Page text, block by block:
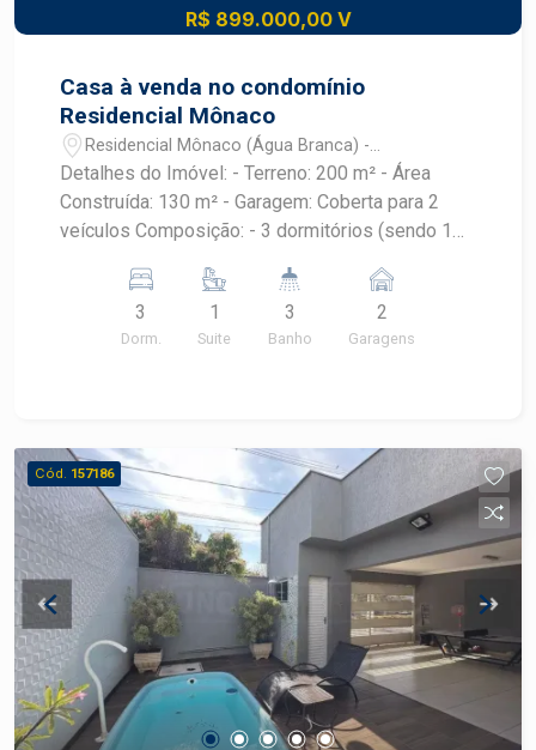
R$ 899.000,00 V
Casa à venda no condomínio
Residencial Mônaco
Residencial Mônaco (Água Branca) -
Piracicaba/SP
Detalhes do Imóvel: - Terreno: 200 m² - Área
Construída: 130 m² - Garagem: Coberta para 2
veículos Composição: - 3 dormitórios (sendo 1
esculpidas e nichos em granito - Duchas
higiênicas e chuveiros instalados - Esquadrias
automatizadas com controle remoto nos
externo e lavanderia - Piscina em vinil -
Aquecimento solar nas torneiras internas -
Preparação para ar-condicionado nos dormitórios
e sala - Estrutura pronta para sistema de energia
fotovoltaica - Iluminação 100% em LED
3
Dorm.
1
Suite
3
Banho
2
Garagens
Cód. 157186